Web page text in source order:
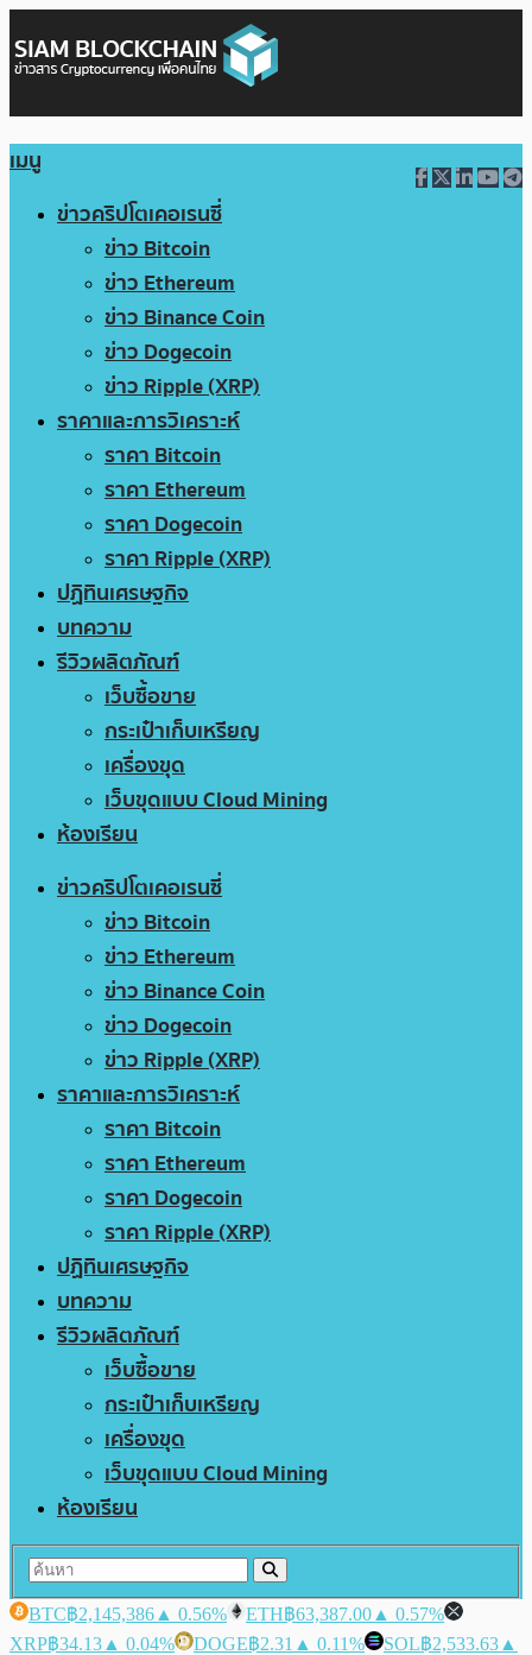
เมนู
ข่าวคริปโตเคอเรนซี่
ข่าว Bitcoin
ข่าว Ethereum
ข่าว Binance Coin
ข่าว Dogecoin
ข่าว Ripple (XRP)
ราคาและการวิเคราะห์
ราคา Bitcoin
ราคา Ethereum
ราคา Dogecoin
ราคา Ripple (XRP)
ปฏิทินเศรษฐกิจ
บทความ
รีวิวผลิตภัณฑ์
เว็บซื้อขาย
กระเป๋าเก็บเหรียญ
เครื่องขุด
เว็บขุดแบบ Cloud Mining
ห้องเรียน
ข่าวคริปโตเคอเรนซี่
ข่าว Bitcoin
ข่าว Ethereum
ข่าว Binance Coin
ข่าว Dogecoin
ข่าว Ripple (XRP)
ราคาและการวิเคราะห์
ราคา Bitcoin
ราคา Ethereum
ราคา Dogecoin
ราคา Ripple (XRP)
ปฏิทินเศรษฐกิจ
บทความ
รีวิวผลิตภัณฑ์
เว็บซื้อขาย
กระเป๋าเก็บเหรียญ
เครื่องขุด
เว็บขุดแบบ Cloud Mining
ห้องเรียน
BTC฿2,145,386 ▲ 0.56% ETH฿63,387.00 ▲ 0.57%
XRP฿34.13 ▲ 0.04% DOGE฿2.31 ▲ 0.11% SOL฿2,533.63 ▲